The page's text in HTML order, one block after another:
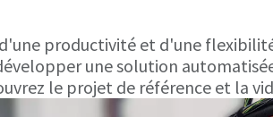
productivité et d'une
une solution
le projet de référence et la